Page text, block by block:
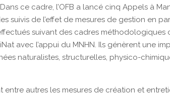
ce cadre, l’OFB a lancé cinq Appels à
suivis de l’effet de mesures de gestion en
suivant des cadres méthodologiques
avec l’appui du MNHN. Ils génèrent une
naturalistes, structurelles, physico-
entre autres les mesures de création et